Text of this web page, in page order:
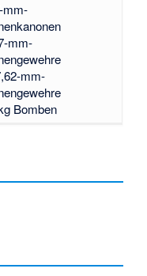
mm-
mm-
mm-
Bomben